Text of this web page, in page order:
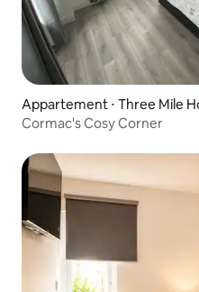
Appartement ⋅ Three Mile
Cormac's Cosy Corner